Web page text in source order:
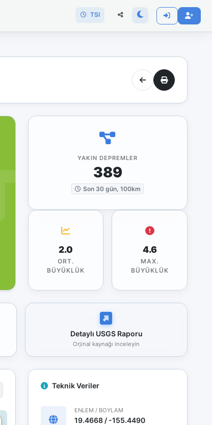
TSI
YAKIN DEPREMLER
389
Son 30 gün, 100km
2.0
ORT.
BÜYÜKLÜK
4.6
MAX.
BÜYÜKLÜK
Detaylı USGS Raporu
Orjinal kaynağı inceleyin
Teknik Veriler
ENLEM / BOYLAM
19.4668 / -155.4490